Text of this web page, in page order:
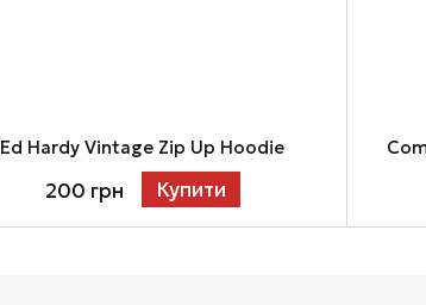
Ed Hardy Vintage Zip Up Hoodie
200 грн Купити